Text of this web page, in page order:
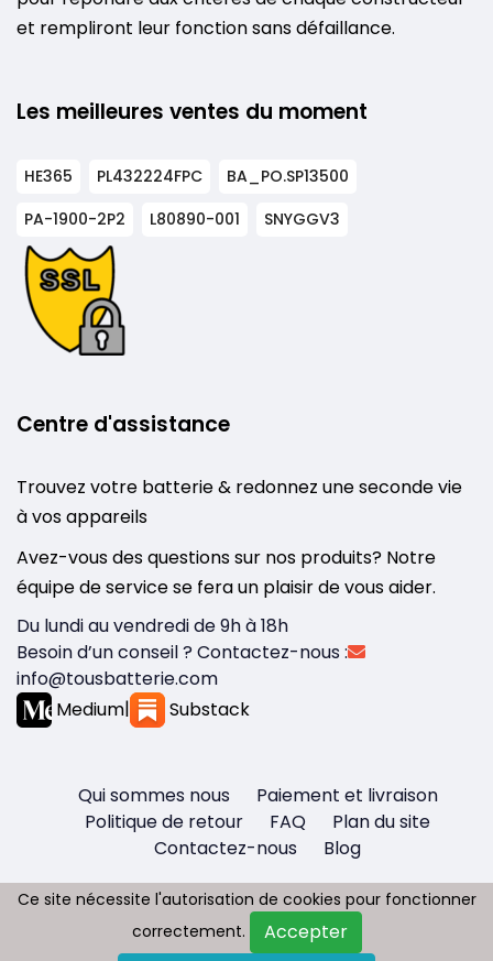
et rempliront leur fonction sans défaillance.
Les meilleures ventes du moment
HE365 PL432224FPC
BA_PO.SP13500
PA-1900-2P2
L80890-001 SNYGGV3
Centre d'assistance
Trouvez votre batterie & redonnez une seconde vie
à vos appareils
Avez-vous des questions sur nos produits? Notre
équipe de service se fera un plaisir de vous aider.
Du lundi au vendredi de 9h à 18h
Besoin d’un conseil ? Contactez-nous :
info@tousbatterie.com
Medium| Substack
Qui sommes nous
Paiement et livraison
Politique de retour
FAQ
Plan du site
Contactez-nous
Blog
Copyright © 2026 - Tous droit réservés
Ce site nécessite l'autorisation de cookies pour fonctionner
correctement.
Accepter
Ce site nécessite l'autorisation de cookies pour fonctionner
correctement.
Accepter